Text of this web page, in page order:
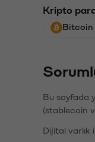
Kripto
Bitcoin
Bu sayfada
(stablecoin
Dijital varlık